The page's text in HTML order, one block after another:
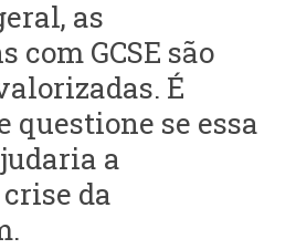
as
com GCSE são
É
questione se essa
a
da